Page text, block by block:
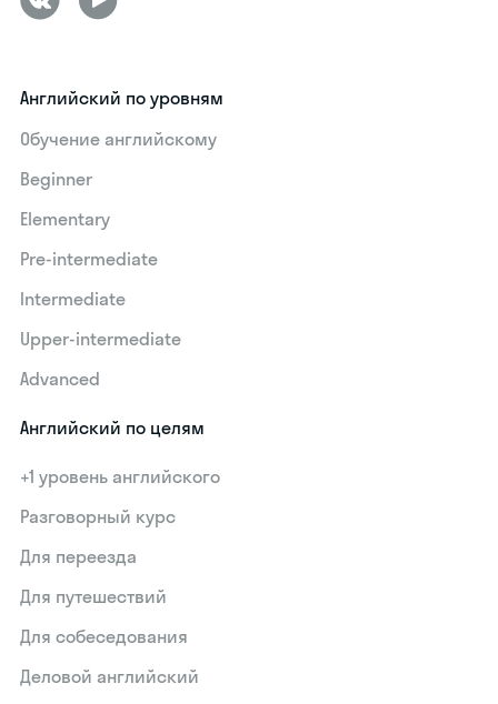
Английский по уровням
Обучение английскому
Beginner
Elementary
Pre-intermediate
Intermediate
Upper-intermediate
Advanced
Английский по целям
+1 уровень английского
Разговорный курс
Для переезда
Для путешествий
Для собеседования
Деловой английский